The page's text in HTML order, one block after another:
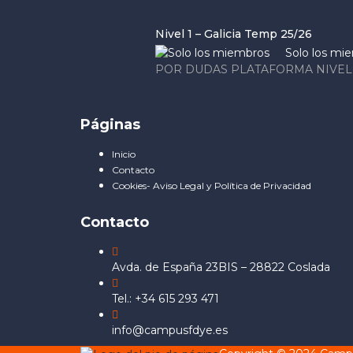
Nivel 1 – Galicia Temp 25/26
Solo los
POR DUDAS PLATAFORMA NIVEL
Páginas
Inicio
Contacto
Cookies- Aviso Legal y Política de Privacidad
Contacto
Avda. de España 23BIS – 28822 Coslada
Tel.: +34 615 293 471
info@campusfdye.es